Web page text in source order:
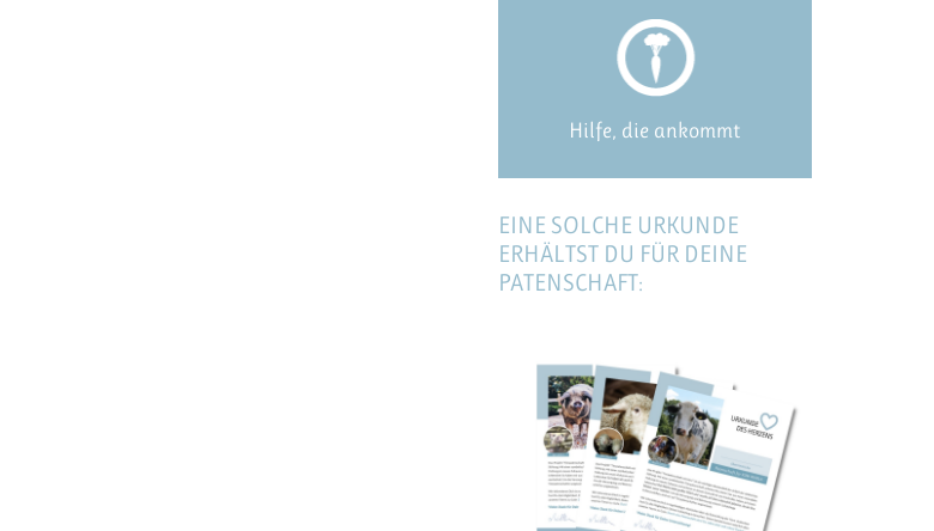
Hilfe, die ankommt
EINE SOLCHE URKUNDE
ERHÄLTST DU FÜR DEINE
PATENSCHAFT: